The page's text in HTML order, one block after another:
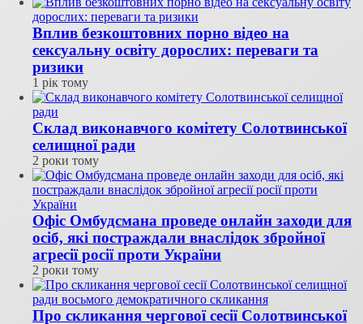
Вплив безкоштовних порно відео на
сексуальну освіту дорослих: переваги та
ризики
1 рік тому
Склад виконавчого комітету Солотвинської
селищної ради
2 роки тому
Офіс Омбудсмана проведе онлайн заходи для
осіб, які постраждали внаслідок збройної
агресії росії проти України
2 роки тому
Про скликання чергової сесії Солотвинської